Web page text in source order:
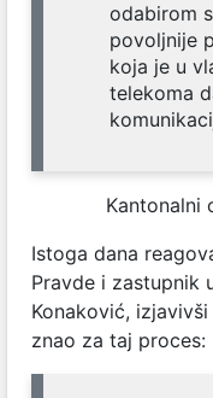
odabirom
povoljnije
koja je u
telekoma
Kantonalni
Istoga dana
Pravde i zastupnik
Konaković,
znao za taj proces: